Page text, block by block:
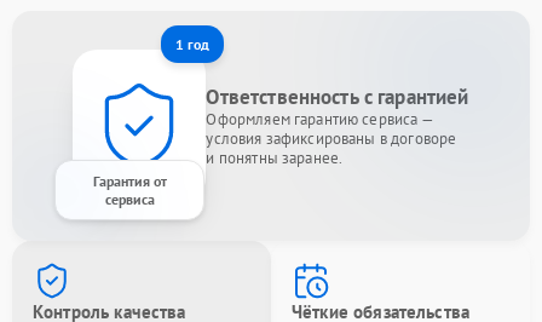
1 год
Гарантия от
сервиса
Ответственность с гарантией
Оформляем гарантию сервиса —
условия зафиксированы в договоре
и понятны заранее.
Контроль качества Чёткие обязательства